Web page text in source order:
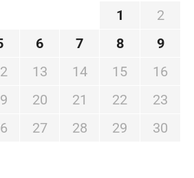
1
2
6 7 8
9
13 14 15
16
20 21 22
23
27 28 29
30